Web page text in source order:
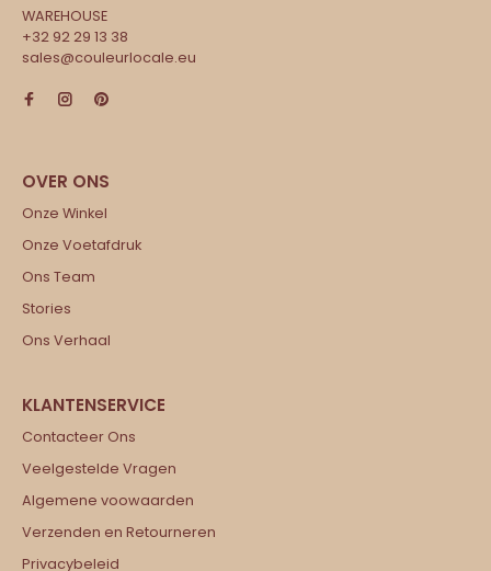
WAREHOUSE
+32 92 29 13 38
sales@couleurlocale.eu
Onze Winkel
Onze Voetafdruk
Ons Team
Stories
Ons Verhaal
Contacteer Ons
Veelgestelde Vragen
Algemene voowaarden
Verzenden en Retourneren
Privacybeleid